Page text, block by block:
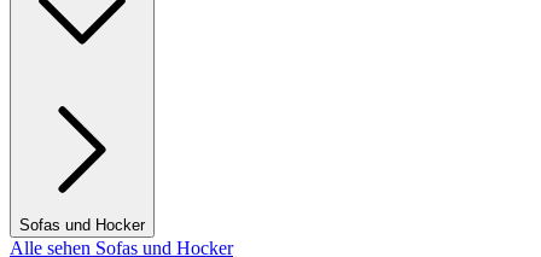
Sofas und Hocker
Alle sehen Sofas und Hocker